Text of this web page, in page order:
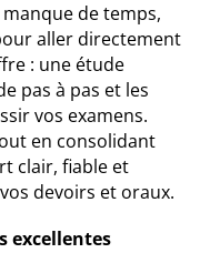
de temps,
aller directement
: une étude
pas à pas et les
vos examens.
en consolidant
clair, fiable et
devoirs et oraux.
excellentes